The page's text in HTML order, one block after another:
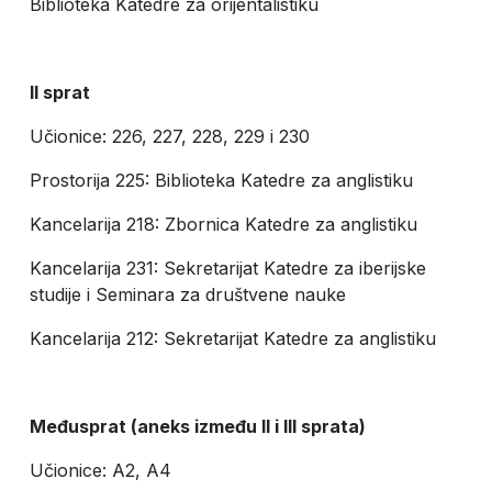
Biblioteka Katedre za orijentalistiku
IIsprat
Učionice: 226, 227, 228, 229 i 230
Prostorija 225: Biblioteka Katedre za anglistiku
Kancelarija 218: Zbornica Katedre za anglistiku
Kancelarija 231: Sekretarijat Katedre za iberijske
studije i Seminara za društvene nauke
Kancelarija 212: Sekretarijat Katedre za anglistiku
Međusprat (aneks između IIi IIIsprata)
Učionice: A2, A4